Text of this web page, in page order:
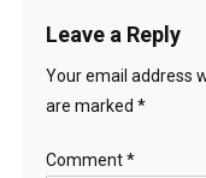
Leave a Reply
Your email address
are marked *
Comment*